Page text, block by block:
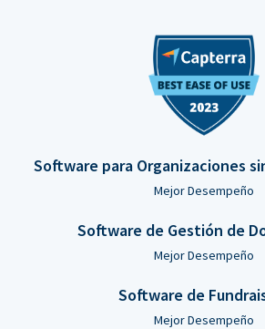
Software para Organizaciones
Mejor Desempeño
Software de Gestión de
Mejor Desempeño
Software de
Mejor Desempeño